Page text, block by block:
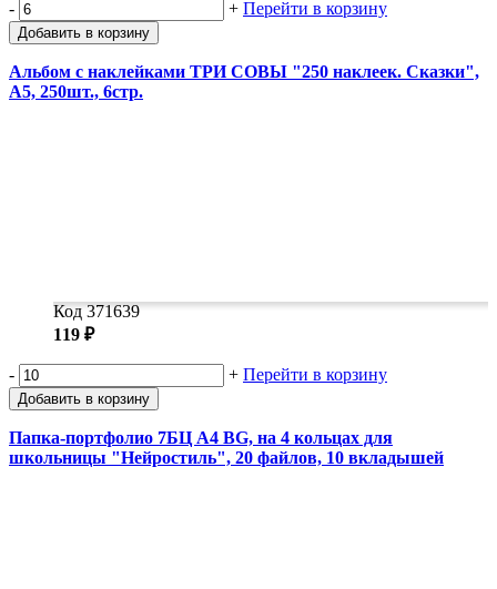
- + Перейти в корзину
Добавить в корзину
Альбом с наклейками ТРИ СОВЫ "250 наклеек. Сказки",
А5, 250шт., 6стр.
Код 371639
119 ₽
- + Перейти в корзину
Добавить в корзину
Папка-портфолио 7БЦ А4 BG, на 4 кольцах для
школьницы "Нейростиль", 20 файлов, 10 вкладышей